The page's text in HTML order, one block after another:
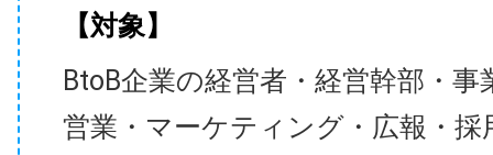
【対象】
BtoB企業の経営者・経営幹部・事
営業・マーケティング・広報・採